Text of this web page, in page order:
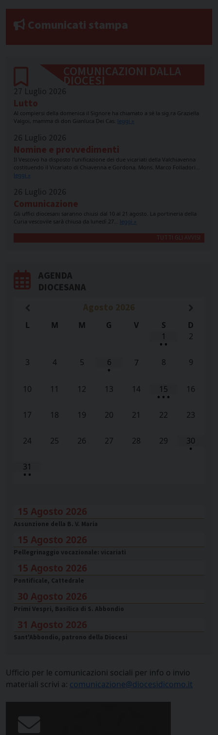
Comunicati stampa
COMUNICAZIONI DALLA
DIOCESI
27 Luglio 2026
Lutto
Al compiersi della domenica il Signore ha chiamato a sé la sig.ra Graziella
Valgoi, mamma di don Gianluca Dei Cas. leggi »
26 Luglio 2026
Nomine e provvedimenti
Il Vescovo ha disposto l’unificazione dei due vicariati della Valchiavenna
costituendo il Vicariato di Chiavenna e Gordona. Mons. Marco Folladori…
leggi »
26 Luglio 2026
Comunicazione
Gli uffici diocesani saranno chiusi dal 10 al 21 agosto. La portineria della
Curia vescovile sarà chiusa da lunedì 27… leggi »
TUTTI GLI AVVISI
AGENDA
DIOCESANA
L M M G V S
D
1
• •
2
3 4 5 6
•
7 8 9
10 11 12 13 14 15
• • •
16
17 18 19 20 21 22 23
24 25 26 27 28 29 30
•
31
• •
15 Agosto 2026
Assunzione della B. V. Maria
15 Agosto 2026
Pellegrinaggio vocazionale: vicariati
15 Agosto 2026
Pontificale, Cattedrale
30 Agosto 2026
Primi Vespri, Basilica di S. Abbondio
31 Agosto 2026
Sant'Abbondio, patrono della Diocesi
Ufficio per le comunicazioni sociali per info o invio
materiali scrivi a: comunicazione@diocesidicomo.it